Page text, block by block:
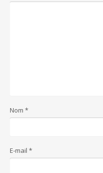
Nom *
E-mail *